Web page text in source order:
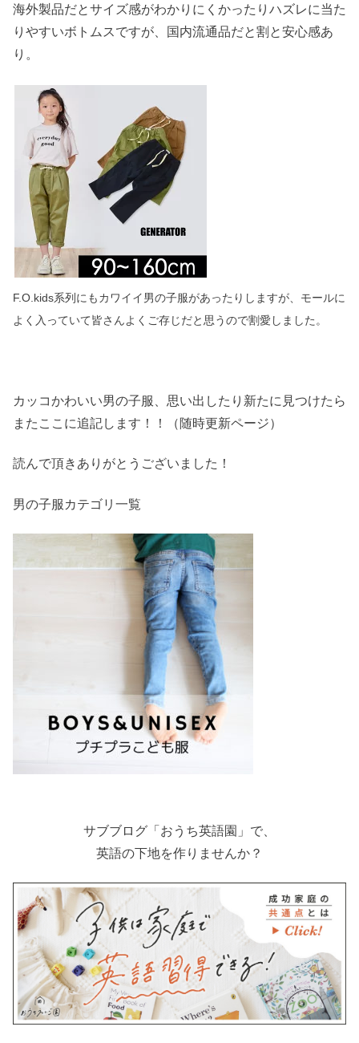
海外製品だとサイズ感がわかりにくかったりハズレに当た
りやすいボトムスですが、国内流通品だと割と安心感あ
り。
F.O.kids系列にもカワイイ男の子服があったりしますが、モールに
よく入っていて皆さんよくご存じだと思うので割愛しました。
カッコかわいい男の子服、思い出したり新たに見つけたら
またここに追記します！！（随時更新ページ）
読んで頂きありがとうございました！
男の子服カテゴリ一覧
サブブログ「おうち英語園」で、
英語の下地を作りませんか？